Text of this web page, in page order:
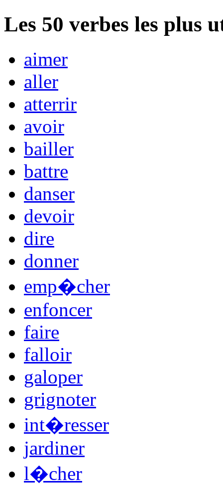
Les 50 verbes les plus
aimer
aller
atterrir
avoir
bailler
battre
danser
devoir
dire
donner
emp�cher
enfoncer
faire
falloir
galoper
grignoter
int�resser
jardiner
l�cher